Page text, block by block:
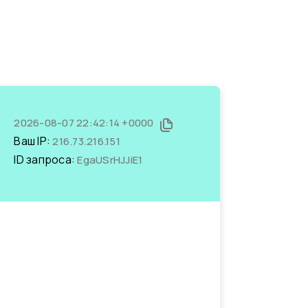
2026-08-07 22:42:14 +0000
Ваш IP:216.73.216.151
ID запроса:EgaUSrHJJiE1